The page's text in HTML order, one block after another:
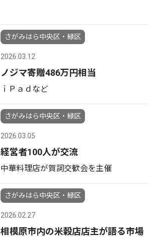
さがみはら中央区・緑区
2026.03.12
ノジマ寄贈486万円相当
ｉＰａｄなど
さがみはら中央区・緑区
2026.03.05
経営者100人が交流
中華料理店が賀詞交歓会を主催
さがみはら中央区・緑区
2026.02.27
相模原市内の米穀店店主が語る市場